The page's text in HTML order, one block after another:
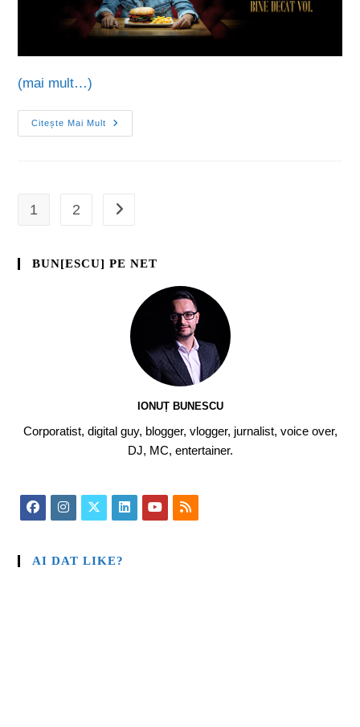
(mai mult…)
Citește Mai Mult
1 2
BUN[ESCU] PE NET
IONUȚ BUNESCU
Corporatist, digital guy, blogger, vlogger, jurnalist, voice over,
DJ, MC, entertainer.
AI DAT LIKE?